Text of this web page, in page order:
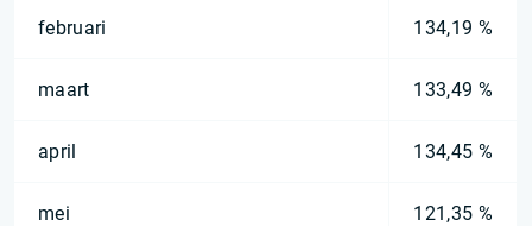
februari 134,19 %
maart 133,49 %
april 134,45 %
mei 121,35 %